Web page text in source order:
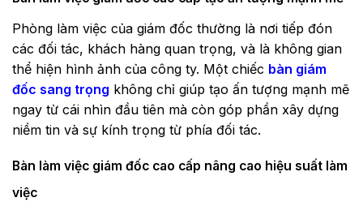
Phòng làm việc của giám đốc thường là nơi tiếp đón
các đối tác, khách hàng quan trọng, và là không gian
thể hiện hình ảnh của công ty. Một chiếc bàn giám
đốc sang trọng không chỉ giúp tạo ấn tượng mạnh mẽ
ngay từ cái nhìn đầu tiên mà còn góp phần xây dựng
niềm tin và sự kính trọng từ phía đối tác.
Bàn làm việc giám đốc cao cấp nâng cao hiệu suất làm
việc